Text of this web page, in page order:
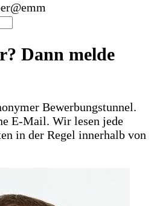
Dann melde
Bewerbungstunnel.
E-Mail. Wir lesen jede
in der Regel innerhalb von